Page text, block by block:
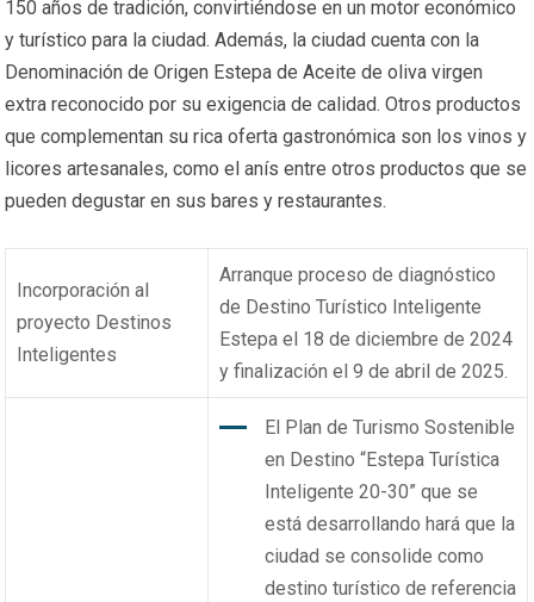
150 años de tradición, convirtiéndose en un motor económico
y turístico para la ciudad. Además, la ciudad cuenta con la
Denominación de Origen Estepa de Aceite de oliva virgen
extra reconocido por su exigencia de calidad. Otros productos
que complementan su rica oferta gastronómica son los vinos y
licores artesanales, como el anís entre otros productos que se
pueden degustar en sus bares y restaurantes.
Incorporación al
proyecto Destinos
Inteligentes
Arranque proceso de diagnóstico
de Destino Turístico Inteligente
Estepa el 18 de diciembre de 2024
y finalización el 9 de abril de 2025.
El Plan de Turismo Sostenible
en Destino “Estepa Turística
Inteligente 20-30” que se
está desarrollando hará que la
ciudad se consolide como
destino turístico de referencia